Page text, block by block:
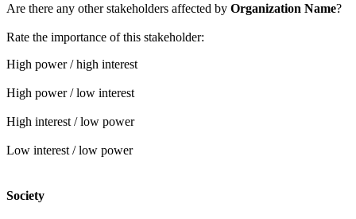
Are there any other stakeholders affected by Organization Name?
Rate the importance of this stakeholder:
High power / high interest
High power / low interest
High interest / low power
Low interest / low power
Society